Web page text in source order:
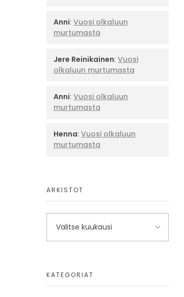
Anni: Vuosi olkaluun
murtumasta
Jere Reinikainen: Vuosi
olkaluun murtumasta
Anni: Vuosi olkaluun
murtumasta
Henna: Vuosi olkaluun
murtumasta
ARKISTOT
KATEGORIAT